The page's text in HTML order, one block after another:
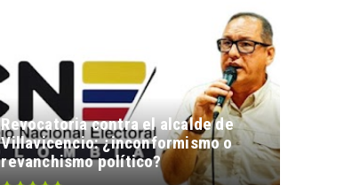
Revocatoria contra el alcalde de
Villavicencio: ¿inconformismo o
revanchismo político?